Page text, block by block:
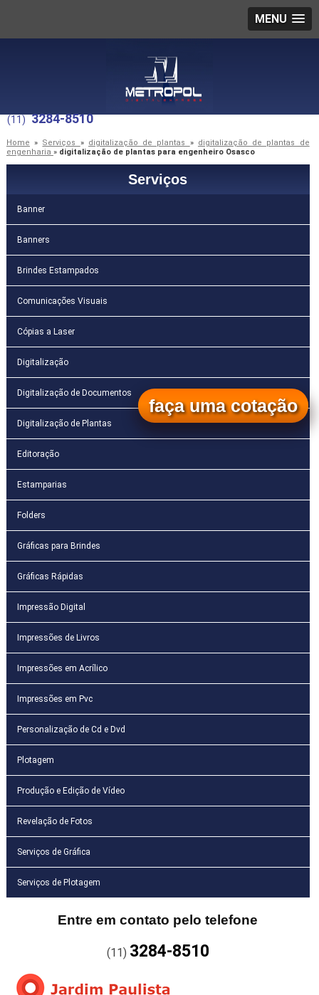
MENU
(11) 3284-8510
Home » Serviços » digitalização de plantas » digitalização de plantas de
engenharia » digitalização de plantas para engenheiro Osasco
Serviços
Banner
Banners
Brindes Estampados
Comunicações Visuais
Cópias a Laser
Digitalização
Digitalização de Documentos
Digitalização de Plantas
Editoração
Estamparias
Folders
Gráficas para Brindes
Gráficas Rápidas
Impressão Digital
Impressões de Livros
Impressões em Acrílico
Impressões em Pvc
Personalização de Cd e Dvd
Plotagem
Produção e Edição de Vídeo
Revelação de Fotos
Serviços de Gráfica
Serviços de Plotagem
Entre em contato pelo telefone
(11) 3284-8510
faça uma cotação